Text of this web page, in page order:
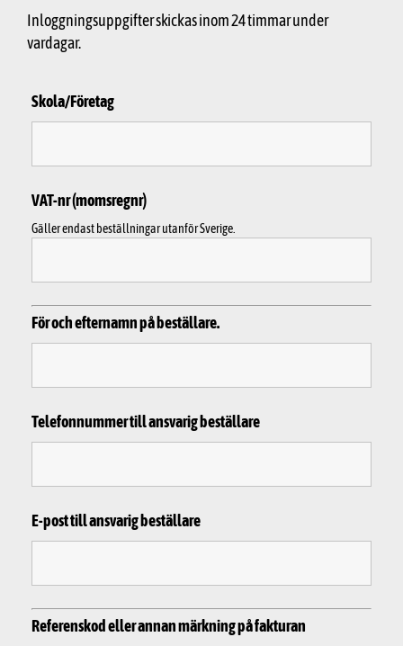
Inloggningsuppgifter skickas inom 24 timmar under
vardagar.
Skola/Företag
VAT-nr (momsregnr)
Gäller endast beställningar utanför Sverige.
För och efternamn på beställare.
Telefonnummer till ansvarig beställare
E-post till ansvarig beställare
Referenskod eller annan märkning på fakturan